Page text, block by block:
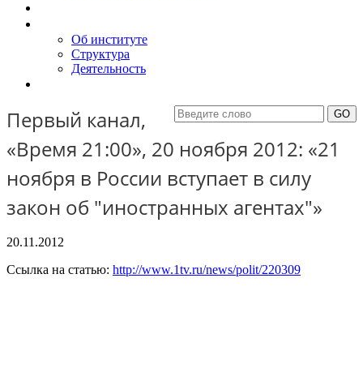
Об институте
Структура
Деятельность
Первый канал,
«Время 21:00», 20 ноября 2012: «21
ноября в России вступает в силу
закон об "иностранных агентах"»
20.11.2012
Ссылка на статью: http://www.1tv.ru/news/polit/220309